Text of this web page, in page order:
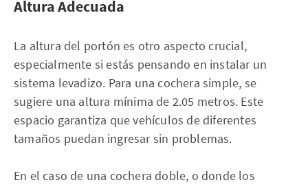
Altura Adecuada
La altura del portón es otro aspecto crucial,
especialmente si estás pensando en instalar un
sistema levadizo. Para una cochera simple, se
sugiere una altura mínima de 2.05 metros. Este
espacio garantiza que vehículos de diferentes
tamaños puedan ingresar sin problemas.
En el caso de una cochera doble, o donde los